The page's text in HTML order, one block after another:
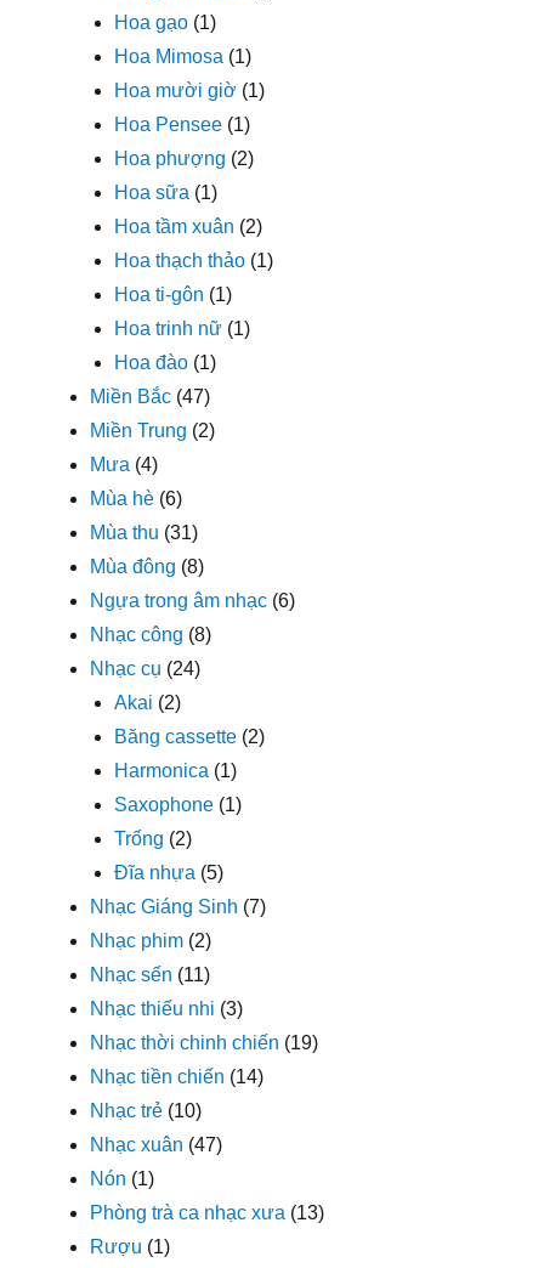
Hoa gạo (1)
Hoa Mimosa (1)
Hoa mười giờ (1)
Hoa Pensee (1)
Hoa phượng (2)
Hoa sữa (1)
Hoa tầm xuân (2)
Hoa thạch thảo (1)
Hoa ti-gôn (1)
Hoa trinh nữ (1)
Hoa đào (1)
Miền Bắc (47)
Miền Trung (2)
Mưa (4)
Mùa hè (6)
Mùa thu (31)
Mùa đông (8)
Ngựa trong âm nhạc (6)
Nhạc công (8)
Nhạc cụ (24)
Akai (2)
Băng cassette (2)
Harmonica (1)
Saxophone (1)
Trống (2)
Đĩa nhựa (5)
Nhạc Giáng Sinh (7)
Nhạc phim (2)
Nhạc sến (11)
Nhạc thiếu nhi (3)
Nhạc thời chinh chiến (19)
Nhạc tiền chiến (14)
Nhạc trẻ (10)
Nhạc xuân (47)
Nón (1)
Phòng trà ca nhạc xưa (13)
Rượu (1)